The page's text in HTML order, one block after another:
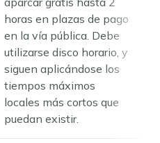
horas en plazas de pago
en la vía pública. Debe
utilizarse disco horario, y
siguen aplicándose los
tiempos máximos
locales más cortos que
puedan existir.